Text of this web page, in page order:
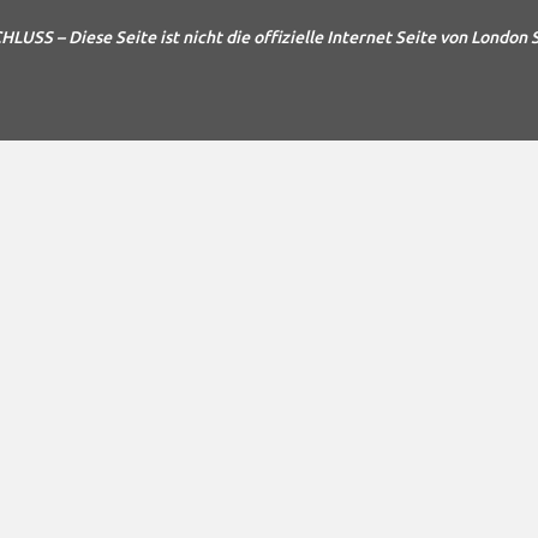
– Diese Seite ist nicht die offizielle Internet Seite von London